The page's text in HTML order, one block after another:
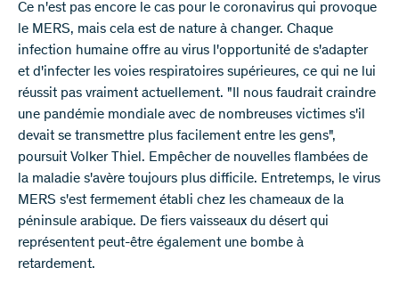
Ce n'est pas encore le cas pour le coronavirus qui provoque
le MERS, mais cela est de nature à changer. Chaque
infection humaine offre au virus l'opportunité de s'adapter
et d'infecter les voies respiratoires supérieures, ce qui ne lui
réussit pas vraiment actuellement. "Il nous faudrait craindre
une pandémie mondiale avec de nombreuses victimes s'il
devait se transmettre plus facilement entre les gens",
poursuit Volker Thiel. Empêcher de nouvelles flambées de
la maladie s'avère toujours plus difficile. Entretemps, le virus
MERS s'est fermement établi chez les chameaux de la
péninsule arabique. De fiers vaisseaux du désert qui
représentent peut-être également une bombe à
retardement.